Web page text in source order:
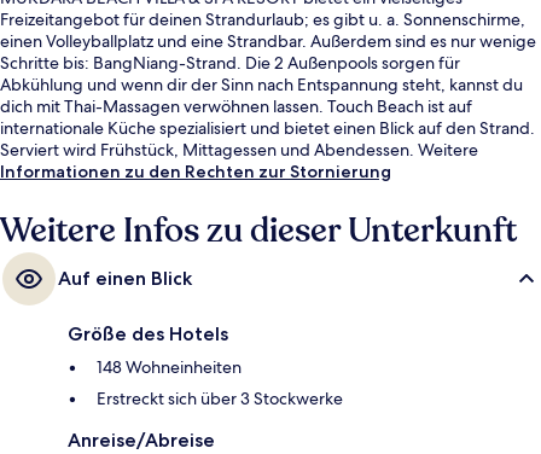
Freizeitangebot für deinen Strandurlaub; es gibt u. a. Sonnenschirme,
einen Volleyballplatz und eine Strandbar. Außerdem sind es nur wenige
Schritte bis: BangNiang-Strand. Die 2 Außenpools sorgen für
Abkühlung und wenn dir der Sinn nach Entspannung steht, kannst du
dich mit Thai-Massagen verwöhnen lassen. Touch Beach ist auf
internationale Küche spezialisiert und bietet einen Blick auf den Strand.
Serviert wird Frühstück, Mittagessen und Abendessen. Weitere
Highlights sind eine Poolbar, Fitnessmöglichkeiten und ein
Informationen zu den Rechten zur Stornierung
Weitere Infos zu dieser Unterkunft
Auf einen Blick
Größe des Hotels
148 Wohneinheiten
Erstreckt sich über 3 Stockwerke
Anreise/Abreise